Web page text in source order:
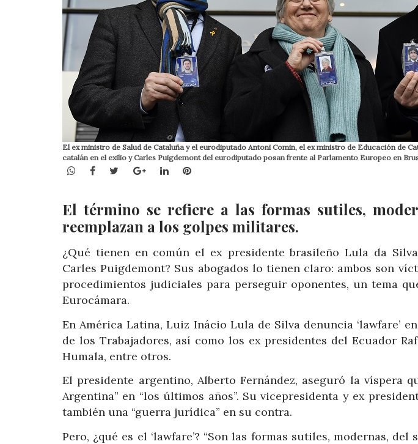
El ex ministro de Salud de Cataluña y el eurodiputado Antoni Comin, el ex ministro de Educación de
catalán en el exilio y Carles Puigdemont del eurodiputado posan frente al Parlamento Europeo en
WhatsApp
Facebook
TwitterGoogle+LinkedInPinterest
El término se refiere a las formas sutiles,
reemplazan a los golpes militares.
¿Qué tienen en común el ex presidente brasileño Lula da
Carles Puigdemont? Sus abogados lo tienen claro: ambos son
procedimientos judiciales para perseguir oponentes, un tema
Eurocámara.
En América Latina, Luiz Inácio Lula de Silva denuncia ‘lawfare’
de los Trabajadores, así como los ex presidentes del Ecuador
Humala, entre otros.
El presidente argentino, Alberto Fernández, aseguró la víspera
Argentina” en “los últimos años”. Su vicepresidenta y ex
también una “guerra jurídica” en su contra.
Pero, ¿qué es el ‘lawfare’? “Son las formas sutiles, modernas,